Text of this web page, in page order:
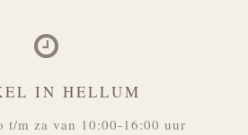
IN HELLUM
t/m za van 10:00-16:00 uur